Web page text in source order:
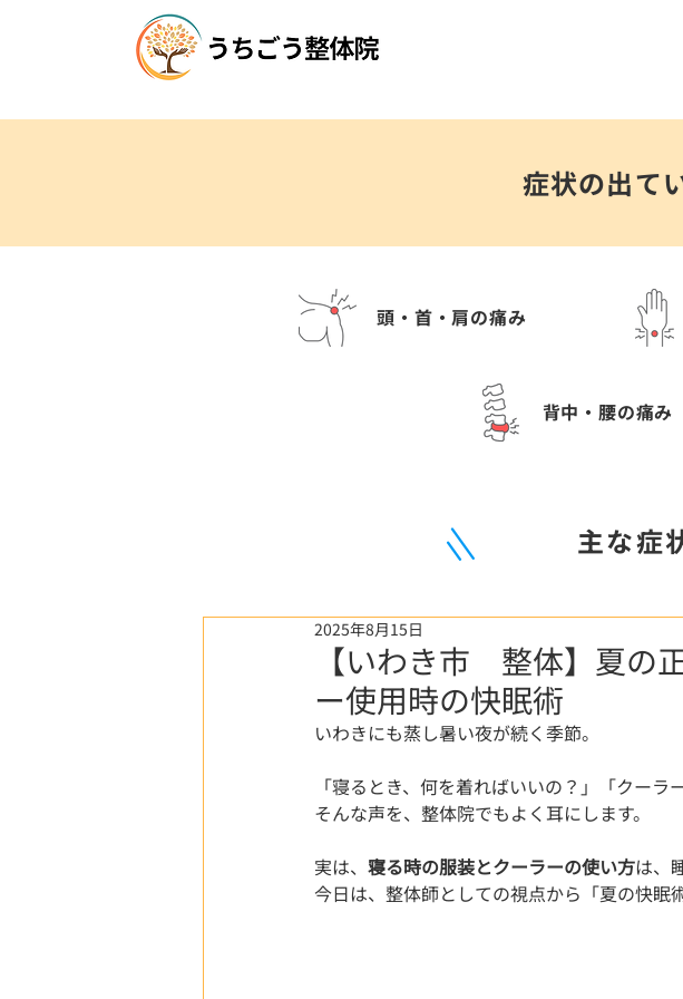
症状の出て
頭・首・肩の痛み
背中・腰の痛み
主な症
【いわき市 整体】夏の
ー使用時の快眠術
2025年8月15日
いわきにも蒸し暑い夜が続く季節。
「寝るとき、何を着ればいいの？」「クーラ
そんな声を、整体院でもよく耳にします。
実は、 寝る時の服装とクーラーの使い方は、
今日は、整体師としての視点から「夏の快眠